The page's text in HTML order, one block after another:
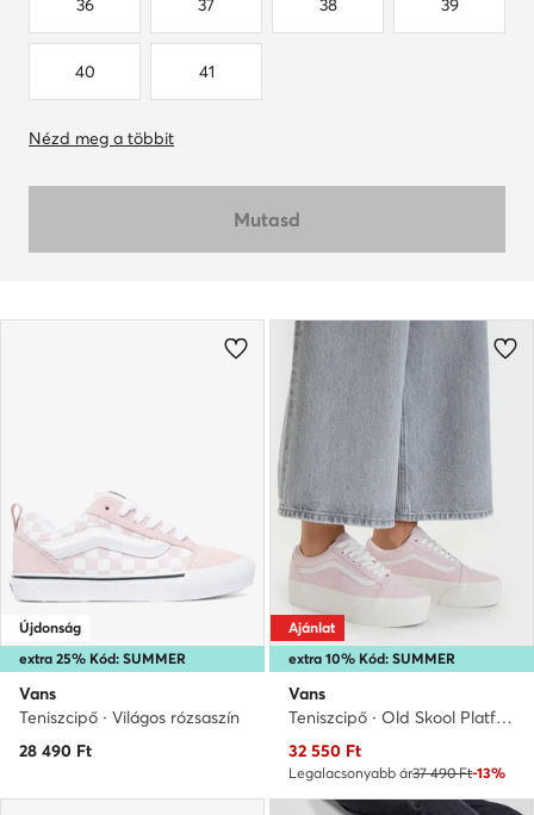
36 37 38 39
40 41
Nézd meg a többit
Mutasd
extra 25% Kód: SUMMER
Újdonság
Vans
Teniszcipő · Világos rózsaszín
28 490 Ft
extra 10% Kód: SUMMER
Ajánlat
Vans
Teniszcipő · Old Skool Platform · Világos rózsaszín
Aktuális ár
32 550 Ft
Legalacsonyabb ár37 490 Ft-13%